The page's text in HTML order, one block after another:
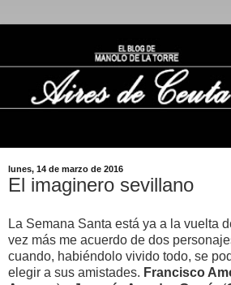
lunes, 14 de marzo de 2016
El imaginero sevillano
La Semana Santa está ya a la vuelta
vez más me acuerdo de dos
cuando, habiéndolo vivido todo, se
elegir a sus amistades. Francisco